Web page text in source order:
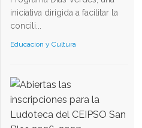
iniciativa dirigida a facilitar la
concili...
Educacion y Cultura